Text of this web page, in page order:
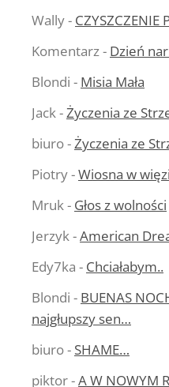
Wally- CZYSZCZENIE
Komentarz- Dzień
Blondi - Misia Mała
Jack-Życzenia ze
biuro-Życzenia ze
Piotry-Wiosna w
Mruk- Głos z wolności
Jerzyk-American
Edy7ka - Chciałabym..
Blondi - BUENAS
najgłupszy sen…
biuro- SHAME…
piktor-A W NOWYM